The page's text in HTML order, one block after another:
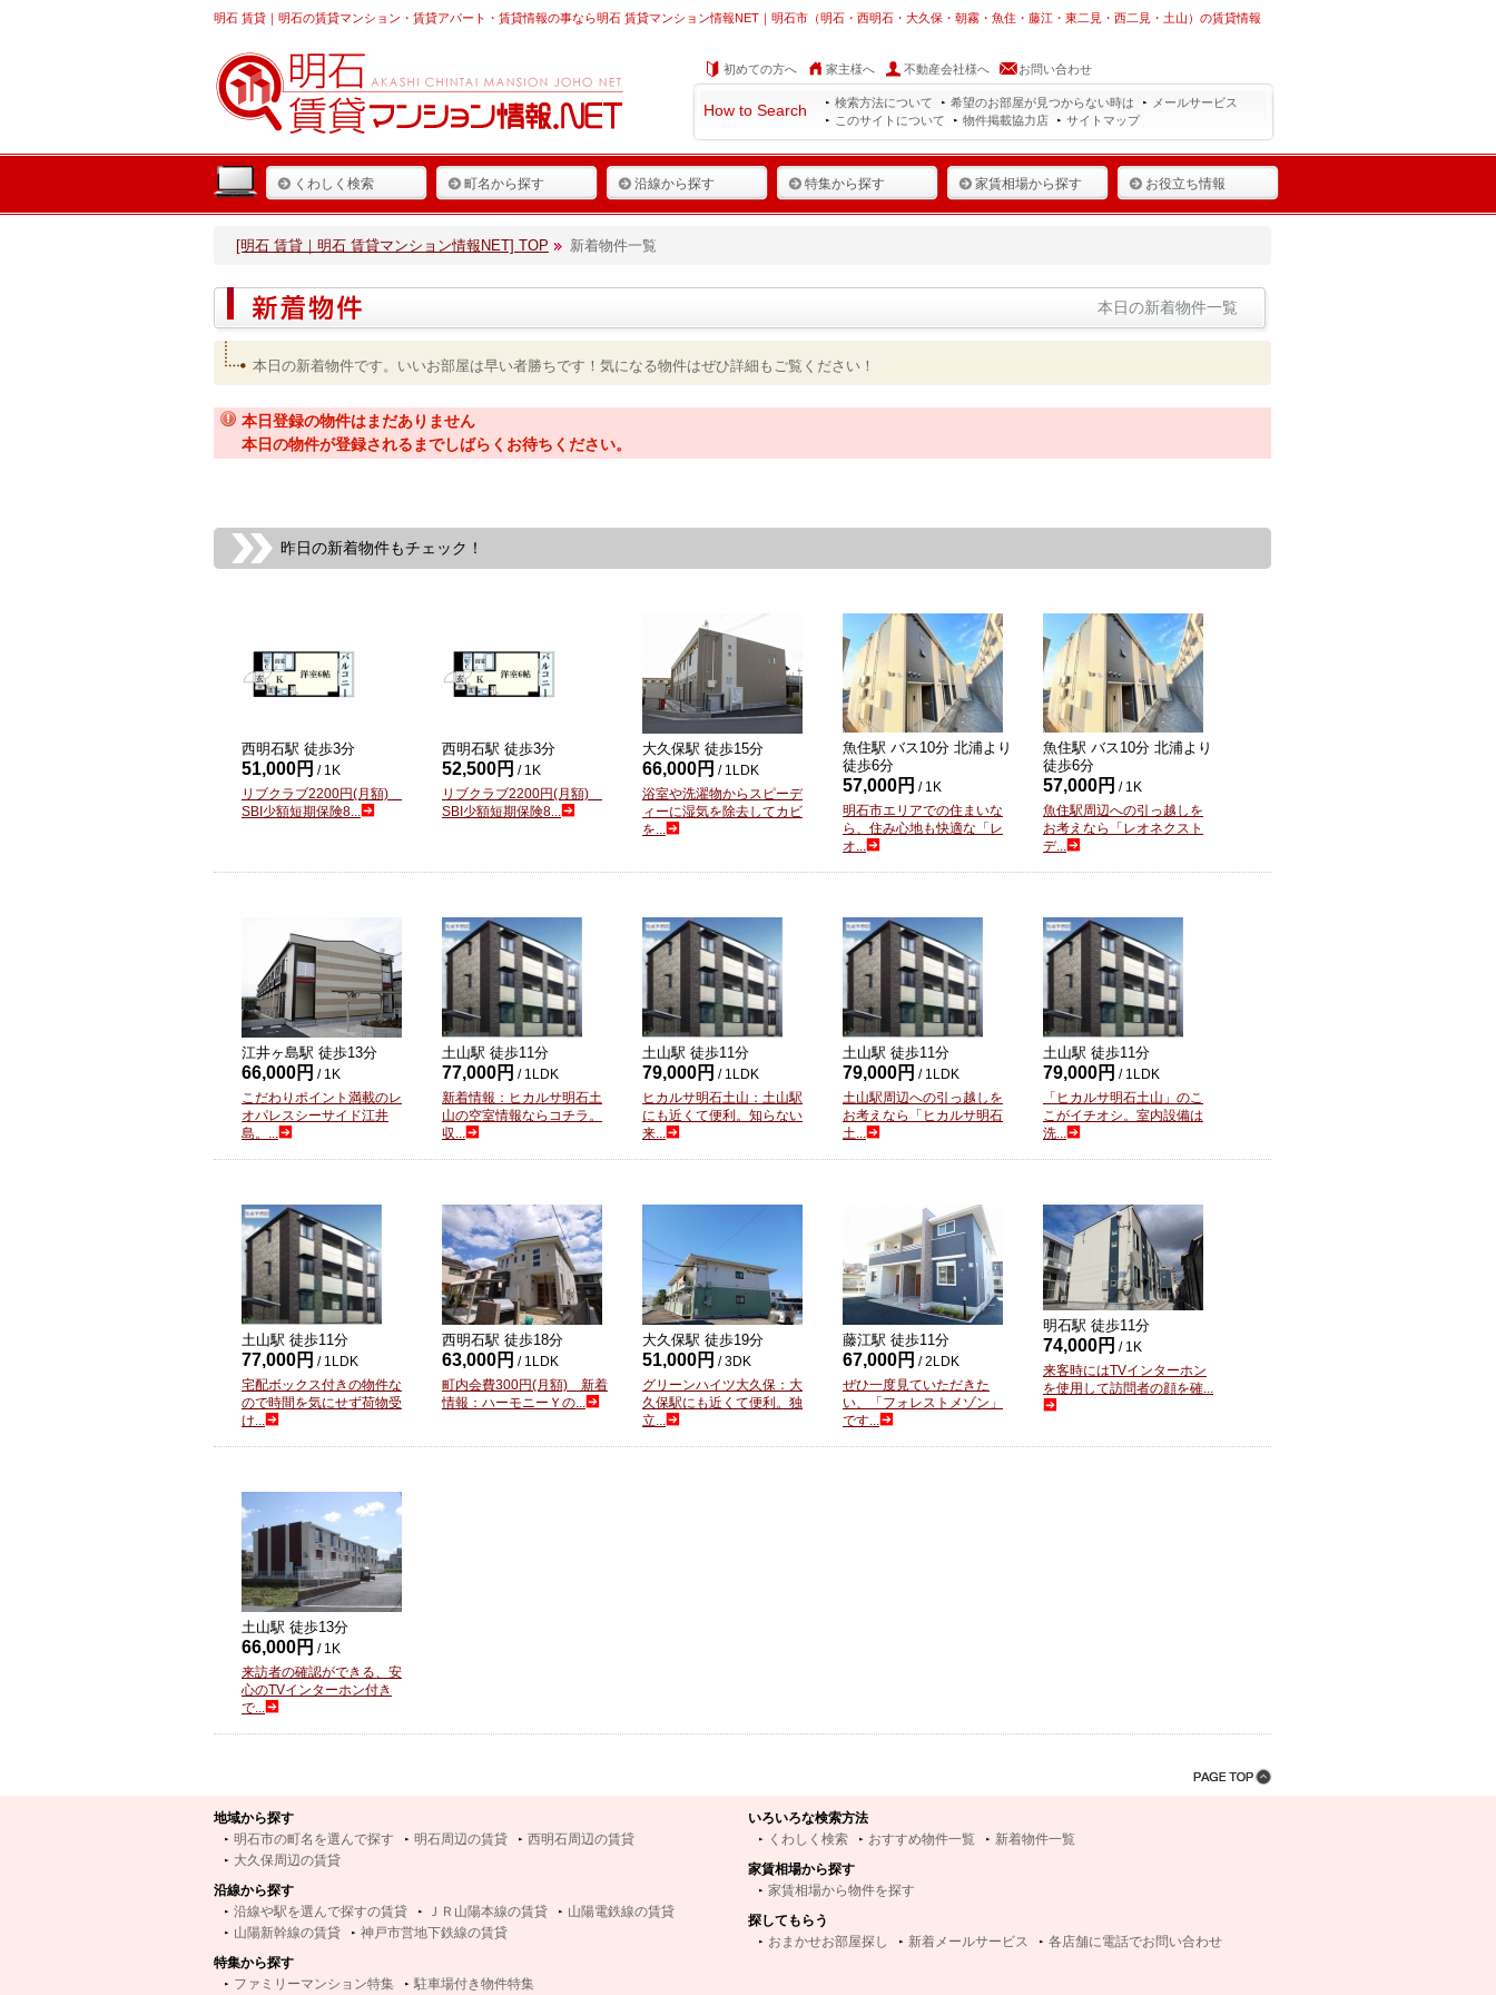
明石 賃貸 ｜明石の賃貸マンション・賃貸アパート・賃貸情報の事なら明石 賃貸マンション情報NET｜明石市（明石・西明石・大久保・朝霧・魚住・藤江・東二見・西二見・土山）の賃貸情報
初めての方へ 家主様へ 不動産会社様へ お問い合わせ
How to Search 検索方法について 希望のお部屋が見つからない時は
メールサービス
このサイトについて
物件掲載協力店 サイトマップ
くわしく検索 町名から探す 沿線から探す 特集から探す 家賃相場から探す お役立ち情報
[明石 賃貸｜明石 賃貸マンション情報NET] TOP 新着物件一覧
本日の新着物件一覧
本日の新着物件です。いいお部屋は早い者勝ちです！気になる物件はぜひ詳細もご覧ください！
本日登録の物件はまだありません
本日の物件が登録されるまでしばらくお待ちください。
昨日の新着物件もチェック！
西明石駅 徒歩3分
51,000円 / 1K
リブクラブ2200円(月額)
SBI少額短期保険8...
西明石駅 徒歩3分
52,500円 / 1K
リブクラブ2200円(月額)
SBI少額短期保険8...
大久保駅 徒歩15分
66,000円 / 1LDK
浴室や洗濯物からスピーデ
ィーに湿気を除去してカビ
を...
魚住駅 バス10分 北浦より
徒歩6分
57,000円 / 1K
明石市エリアでの住まいな
ら、住み心地も快適な「レ
オ...
魚住駅 バス10分 北浦より
徒歩6分
57,000円 / 1K
魚住駅周辺への引っ越しを
お考えなら「レオネクスト
デ...
江井ヶ島駅 徒歩13分
66,000円 / 1K
こだわりポイント満載のレ
オパレスシーサイド江井
島。...
土山駅 徒歩11分
77,000円 / 1LDK
新着情報：ヒカルサ明石土
山の空室情報ならコチラ。
収...
土山駅 徒歩11分
79,000円 / 1LDK
ヒカルサ明石土山：土山駅
にも近くて便利。知らない
来...
土山駅 徒歩11分
79,000円 / 1LDK
土山駅周辺への引っ越しを
お考えなら「ヒカルサ明石
土...
土山駅 徒歩11分
79,000円 / 1LDK
「ヒカルサ明石土山」のこ
こがイチオシ。室内設備は
洗...
土山駅 徒歩11分
77,000円 / 1LDK
宅配ボックス付きの物件な
ので時間を気にせず荷物受
け...
西明石駅 徒歩18分
63,000円 / 1LDK
町内会費300円(月額) 新着
情報：ハーモニーＹの...
大久保駅 徒歩19分
51,000円 / 3DK
グリーンハイツ大久保：大
久保駅にも近くて便利。独
立...
藤江駅 徒歩11分
67,000円 / 2LDK
ぜひ一度見ていただきた
い、「フォレストメゾン」
です...
明石駅 徒歩11分
74,000円 / 1K
来客時にはTVインターホン
を使用して訪問者の顔を確...
土山駅 徒歩13分
66,000円 / 1K
来訪者の確認ができる、安
心のTVインターホン付き
で...
地域から探す
明石市の町名を選んで探す
明石周辺の賃貸
西明石周辺の賃貸
大久保周辺の賃貸
沿線から探す
沿線や駅を選んで探すの賃貸
ＪＲ山陽本線の賃貸
山陽電鉄線の賃貸
山陽新幹線の賃貸
神戸市営地下鉄線の賃貸
特集から探す
ファミリーマンション特集
駐車場付き物件特集
いろいろな検索方法
くわしく検索
おすすめ物件一覧
新着物件一覧
家賃相場から探す
家賃相場から物件を探す
探してもらう
おまかせお部屋探し
新着メールサービス 各店舗に電話でお問い合わせ